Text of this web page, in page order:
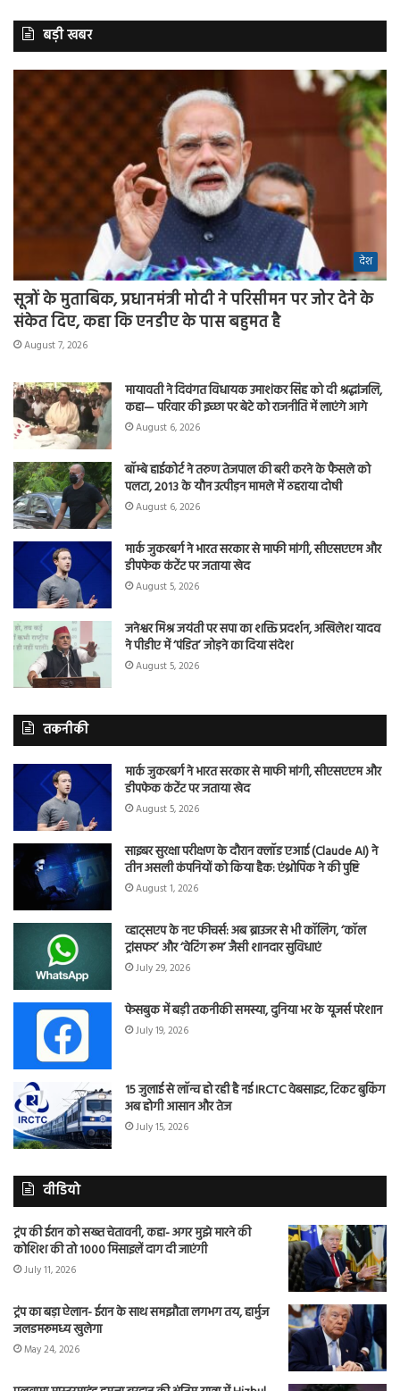
बड़ी खबर
देश
सूत्रों के मुताबिक, प्रधानमंत्री मोदी ने परिसीमन पर जोर देने के
संकेत दिए, कहा कि एनडीए के पास बहुमत है
August 7, 2026
मायावती ने दिवंगत विधायक उमाशंकर सिंह को दी श्रद्धांजलि,
कहा— परिवार की इच्छा पर बेटे को राजनीति में लाएंगे आगे
August 6, 2026
बॉम्बे हाईकोर्ट ने तरुण तेजपाल की बरी करने के फैसले को
पलटा, 2013 के यौन उत्पीड़न मामले में ठहराया दोषी
August 6, 2026
मार्क जुकरबर्ग ने भारत सरकार से माफी मांगी, सीएसएएम और
डीपफेक कंटेंट पर जताया खेद
August 5, 2026
जनेश्वर मिश्र जयंती पर सपा का शक्ति प्रदर्शन, अखिलेश यादव
ने पीडीए में ‘पंडित’ जोड़ने का दिया संदेश
August 5, 2026
तकनीकी
मार्क जुकरबर्ग ने भारत सरकार से माफी मांगी, सीएसएएम और
डीपफेक कंटेंट पर जताया खेद
August 5, 2026
साइबर सुरक्षा परीक्षण के दौरान क्लॉड एआई (Claude AI) ने
तीन असली कंपनियों को किया हैक: एंथ्रोपिक ने की पुष्टि
August 1, 2026
व्हाट्सएप के नए फीचर्स: अब ब्राउजर से भी कॉलिंग, ‘कॉल
ट्रांसफर’ और ‘वेटिंग रूम’ जैसी शानदार सुविधाएं
July 29, 2026
फेसबुक में बड़ी तकनीकी समस्या, दुनिया भर के यूजर्स परेशान
July 19, 2026
15 जुलाई से लॉन्च हो रही है नई IRCTC वेबसाइट, टिकट बुकिंग
अब होगी आसान और तेज
July 15, 2026
वीडियो
ट्रंप की ईरान को सख्त चेतावनी, कहा- अगर मुझे मारने की
कोशिश की तो 1000 मिसाइलें दाग दी जाएंगी
July 11, 2026
ट्रंप का बड़ा ऐलान- ईरान के साथ समझौता लगभग तय, हार्मुज
जलडमरूमध्य खुलेगा
May 24, 2026